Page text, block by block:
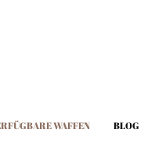
WAFFEN BLOG